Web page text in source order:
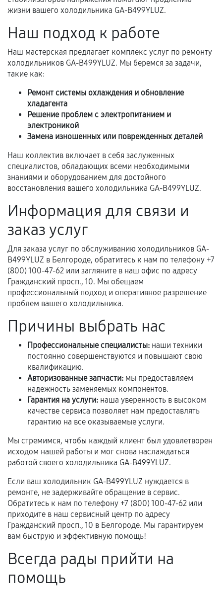
перегрев, коррозия.
Самостоятельный ремонт или вмешательство
третьих лиц.
Естественный износ деталей, если иное не
предусмотрено отдельно.
срока.
Программные сбои, если это не указано в
отдельных условиях.
Если комплектующие куплены
самостоятельно
сохраняться полностью или частично, если
соблюдены следующие условия:
Предоставленные детали подходят по
техническим параметрам и не имеют внешних
дефектов.
Установка была выполнена нашим сервисным
центром.
При этом гарантия на сами комплектующие
продавца. За качество сторонних деталей
сервисный центр ответственности не несет.
жизни вашего холодильника GA-B499YLUZ.
Наш подход к работе
Наш мастерская предлагает комплекс услуг по ремонту
холодильников GA-B499YLUZ. Мы беремся за задачи,
такие как:
Ремонт системы охлаждения и обновление
хладагента
Решение проблем с электропитанием и
электроникой
Замена изношенных или поврежденных деталей
Наш коллектив включает в себя заслуженных
специалистов, обладающих всеми необходимыми
знаниями и оборудованием для достойного
восстановления вашего холодильника GA-B499YLUZ.
Информация для связи и
заказ услуг
Для заказа услуг по обслуживанию холодильников GA-
B499YLUZ в Белгороде, обратитесь к нам по телефону +7
(800) 100-47-62 или загляните в наш офис по адресу
Гражданский просп., 10. Мы обещаем
профессиональный подход и оперативное разрешение
проблем вашего холодильника.
Причины выбрать нас
Профессиональные специалисты: наши техники
постоянно совершенствуются и повышают свою
квалификацию.
Авторизованные запчасти: мы предоставляем
надежность заменяемых компонентов.
Гарантия на услуги: наша уверенность в высоком
качестве сервиса позволяет нам предоставлять
гарантию на все оказываемые услуги.
Мы стремимся, чтобы каждый клиент был удовлетворен
исходом нашей работы и мог снова наслаждаться
работой своего холодильника GA-B499YLUZ.
Если ваш холодильник GA-B499YLUZ нуждается в
ремонте, не задерживайте обращение в сервис.
Обратитесь к нам по телефону +7 (800) 100-47-62 или
приходите в наш сервисный центр по адресу
Гражданский просп., 10 в Белгороде. Мы гарантируем
вам быструю и эффективную помощь!
Всегда рады прийти на
помощь